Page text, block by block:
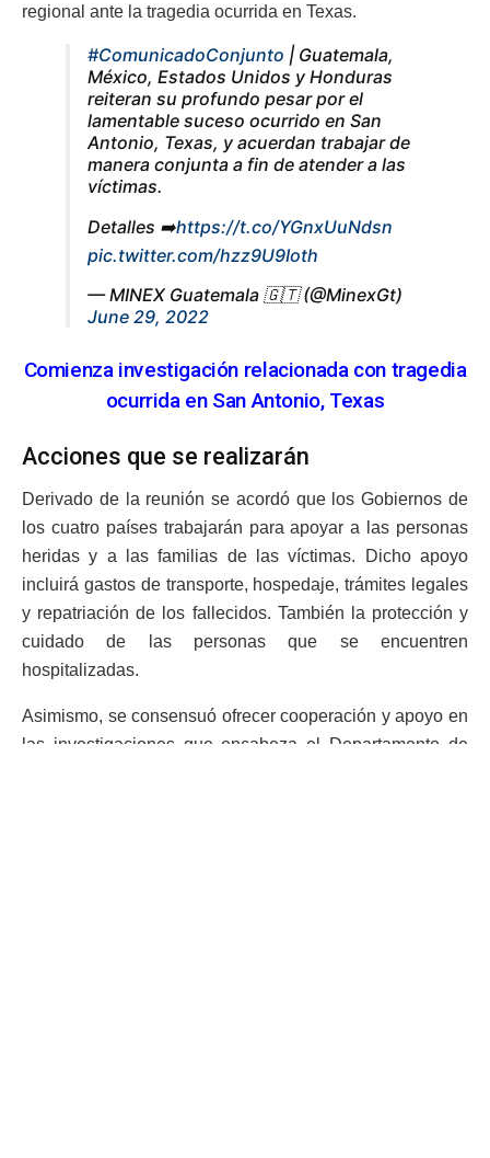
regional ante la tragedia ocurrida en Texas.
#ComunicadoConjunto | Guatemala,
México, Estados Unidos y Honduras
reiteran su profundo pesar por el
lamentable suceso ocurrido en San
Antonio, Texas, y acuerdan trabajar de
manera conjunta a fin de atender a las
víctimas.
Detalles ➡️https://t.co/YGnxUuNdsn
pic.twitter.com/hzz9U9Ioth
— MINEX Guatemala 🇬🇹 (@MinexGt)
June 29, 2022
Comienza investigación relacionada con tragedia
ocurrida en San Antonio, Texas
Acciones que se realizarán
Derivado de la reunión se acordó que los Gobiernos de
los cuatro países trabajarán para apoyar a las personas
heridas y a las familias de las víctimas. Dicho apoyo
incluirá gastos de transporte, hospedaje, trámites legales
y repatriación de los fallecidos. También la protección y
cuidado de las personas que se encuentren
hospitalizadas.
Asimismo, se consensuó ofrecer cooperación y apoyo en
las investigaciones que encabeza el Departamento de